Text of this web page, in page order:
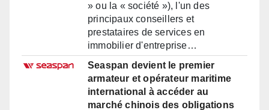
» ou la « société »), l'un des
principaux conseillers et
prestataires de services en
immobilier d'entreprise…
Seaspan devient le premier
armateur et opérateur maritime
international à accéder au
marché chinois des obligations